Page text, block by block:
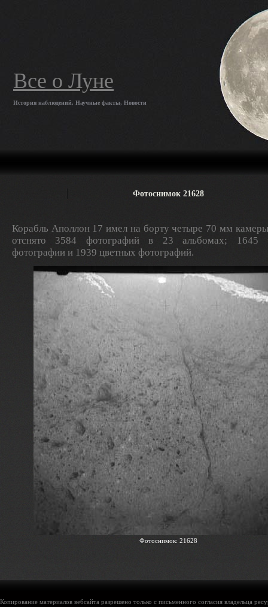
Все о Луне
История наблюдений, Научные факты, Новости
Фотоснимок 21628
Корабль Аполлон 17 имел на борту четыре 70 мм
отснято 3584 фотографий в 23 альбомах; 1645
фотографии и 1939 цветных фотографий.
Фотоснимок: 21628
Копирование материалов вебсайта разрешено только с письменного согласия владельца